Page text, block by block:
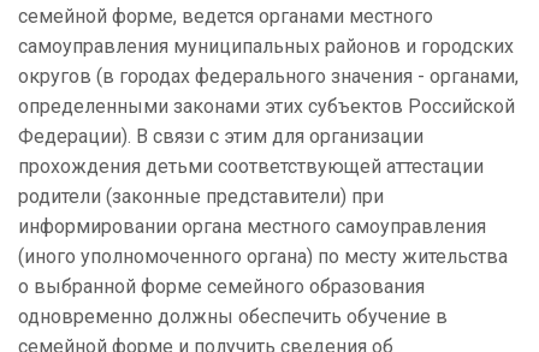
семейной форме, ведется органами местного
самоуправления муниципальных районов и городских
округов (в городах федерального значения - органами,
определенными законами этих субъектов Российской
Федерации). В связи с этим для организации
прохождения детьми соответствующей аттестации
родители (законные представители) при
информировании органа местного самоуправления
(иного уполномоченного органа) по месту жительства
о выбранной форме семейного образования
одновременно должны обеспечить обучение в
семейной форме и получить сведения об